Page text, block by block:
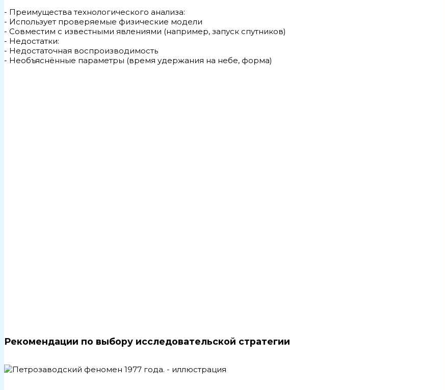
- Преимущества технологического анализа:
- Использует проверяемые физические модели
- Совместим с известными явлениями (например, запуск спутников)
- Недостатки:
- Недостаточная воспроизводимость
- Необъяснённые параметры (время удержания на небе, форма)
Рекомендации по выбору исследовательской стратегии